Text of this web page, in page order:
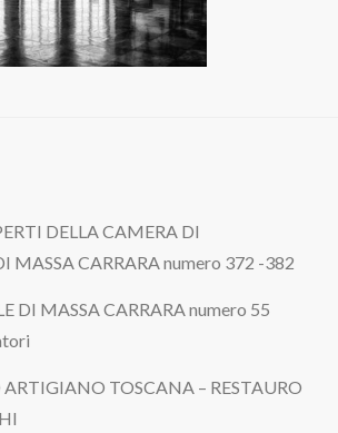
DELLA CAMERA DI
MASSA CARRARA numero 372 -382
DI MASSA CARRARA numero 55
TOSCANA – RESTAURO